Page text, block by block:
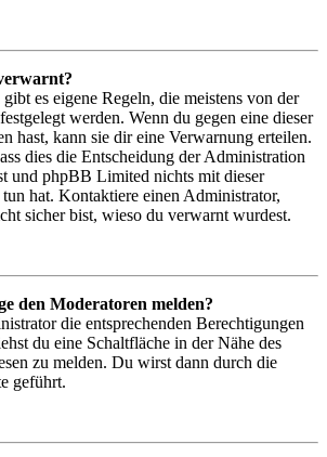
es eigene Regeln, die meistens von der
werden. Wenn du gegen eine dieser
hast, kann sie dir eine Verwarnung erteilen.
dies die Entscheidung der Administration
und phpBB Limited nichts mit dieser
hat. Kontaktiere einen Administrator,
sicher bist, wieso du verwarnt wurdest.
den Moderatoren melden?
die entsprechenden Berechtigungen
du eine Schaltfläche in der Nähe des
zu melden. Du wirst dann durch die
geführt.